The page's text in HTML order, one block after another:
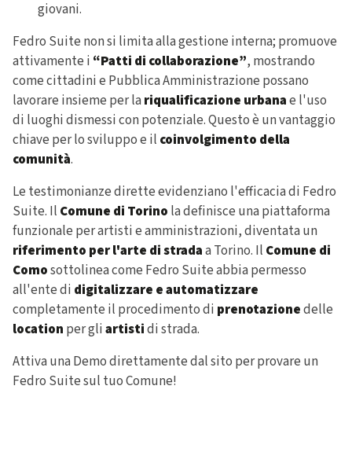
giovani.
Fedro Suite non si limita alla gestione interna; promuove
attivamente i “Patti di collaborazione”, mostrando
come cittadini e Pubblica Amministrazione possano
lavorare insieme per lariqualificazione urbanae l'uso
di luoghi dismessi con potenziale. Questo è un vantaggio
chiave per lo sviluppo e il coinvolgimento della
comunità.
Le testimonianze dirette evidenziano l'efficacia di Fedro
Suite. Il Comune di Torino la definisce una piattaforma
funzionale per artisti e amministrazioni, diventata un
riferimento per l'arte di stradaa Torino. Il Comune di
Comosottolinea come Fedro Suite abbia permesso
all'ente di digitalizzare e automatizzare
completamente il procedimento di prenotazionedelle
location per gliartistidi strada.
Attiva una Demo direttamente dal sito per provare un
Fedro Suite sul tuo Comune!